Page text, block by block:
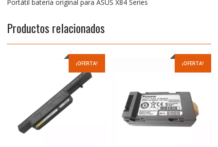
Portátil batería original para ASUS X84 Series
Productos relacionados
¡OFERTA! ¡OFERTA!